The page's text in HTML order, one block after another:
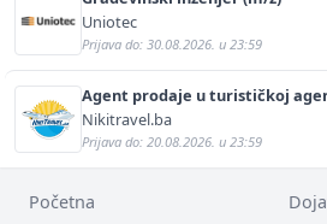
Uniotec
Prijava do: 30.08.2026. u 23:59
Agent prodaje u turističkoj
Nikitravel.ba
Prijava do: 20.08.2026. u 23:59
Početna